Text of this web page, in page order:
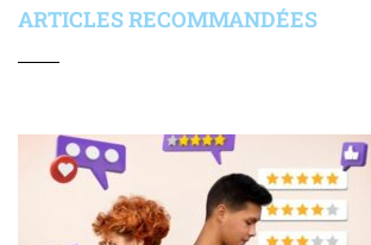
ARTICLES RECOMMANDÉES